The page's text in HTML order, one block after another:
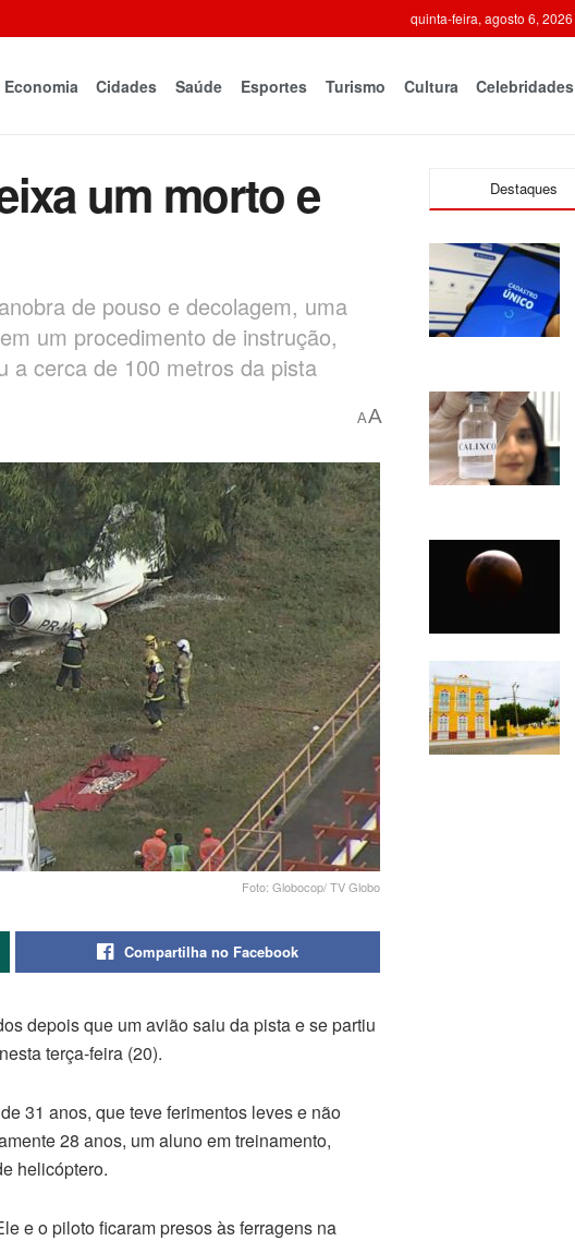
quinta-feira, agosto 6, 2026
Economia Cidades Saúde Esportes Turismo Cultura Celebridades
um morto e
de pouso e decolagem, uma
um procedimento de instrução,
a cerca de 100 metros da pista
AA
Foto: Globocop/ TV Globo
Compartilha no Facebook
depois que um avião saiu da pista e se partiu
terça-feira (20).
31 anos, que teve ferimentos leves e não
28 anos, um aluno em treinamento,
helicóptero.
e o piloto ficaram presos às ferragens na
Destaques